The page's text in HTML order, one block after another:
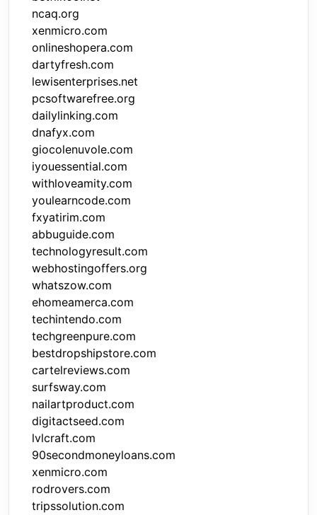
ncaq.org
xenmicro.com
onlineshopera.com
dartyfresh.com
lewisenterprises.net
pcsoftwarefree.org
dailylinking.com
dnafyx.com
giocolenuvole.com
iyouessential.com
withloveamity.com
youlearncode.com
fxyatirim.com
abbuguide.com
technologyresult.com
webhostingoffers.org
whatszow.com
ehomeamerca.com
techintendo.com
techgreenpure.com
bestdropshipstore.com
cartelreviews.com
surfsway.com
nailartproduct.com
digitactseed.com
lvlcraft.com
90secondmoneyloans.com
xenmicro.com
rodrovers.com
tripssolution.com